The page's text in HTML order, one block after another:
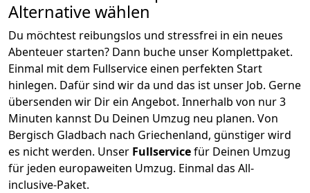
Alternative wählen
Du möchtest reibungslos und stressfrei in ein neues
Abenteuer starten? Dann buche unser Komplettpaket.
Einmal mit dem Fullservice einen perfekten Start
hinlegen. Dafür sind wir da und das ist unser Job. Gerne
übersenden wir Dir ein Angebot. Innerhalb von nur3
Minuten kannst Du Deinen Umzug neu planen. Von
Bergisch Gladbach nach Griechenland, günstiger wird
es nicht werden. Unser Fullservicefür Deinen Umzug
für jeden europaweiten Umzug. Einmal das All-
inclusive-Paket.